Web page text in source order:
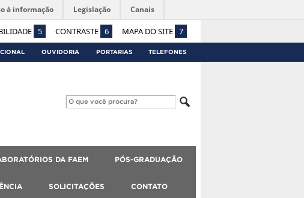
5 CONTRASTE 6 MAPA DO SITE 7
à informação Legislação Canais
OUVIDORIA PORTARIAS TELEFONES
DA FAEM PÓS-GRADUAÇÃO
SOLICITAÇÕES CONTATO